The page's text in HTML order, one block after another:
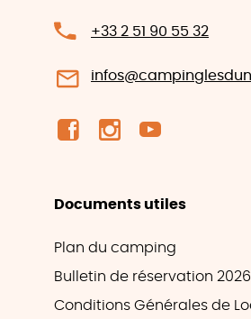
+33 2 51 90 55 32
Documents utiles
Plan du camping
Bulletin de réservation 2026
Conditions Générales de